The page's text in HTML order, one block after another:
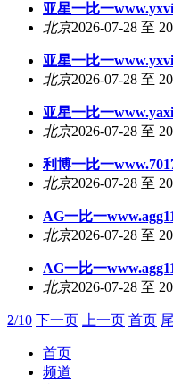
亚星一比一
北京2026-07-28 至
亚星一比一
北京2026-07-28 至
亚星一比一
北京2026-07-28 至
利博一比一
北京2026-07-28 至
AG一比一
北京2026-07-28 至
AG一比一
北京2026-07-28 至
2/10 下一页 上一页 首页
首页
频道